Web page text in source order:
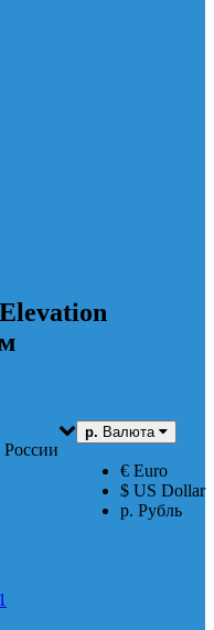
р. Валюта
€ Euro
$ US Dollar
р. Рубль